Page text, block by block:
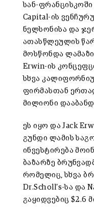
სან-
Capital-ის
ნელსონისა და
ათასწლეულის
მოსწონდა
Erwin-ის
სხვა
ფირმასთან
მილიონი
ეს იყო და Jack
გუნდი ლამის
ინვესტირება
ბაზარზე
რომელიც, სხვა
Dr.Scholl’s-სა
გაყიდვებიც $2.6